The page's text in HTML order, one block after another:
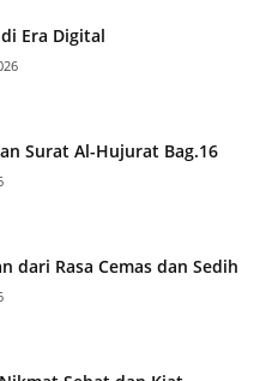
Era Digital
Surat Al-Hujurat Bag.16
dari Rasa Cemas dan Sedih